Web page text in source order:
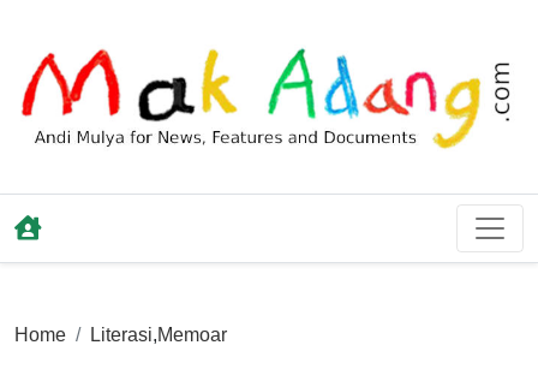
Home Literasi,Memoar